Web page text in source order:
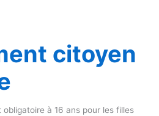
citoyen
à 16 ans pour les filles